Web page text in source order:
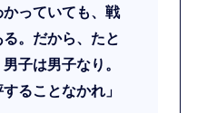
かっていても、戦
。だから、たと
子は男子なり。
ることなかれ」